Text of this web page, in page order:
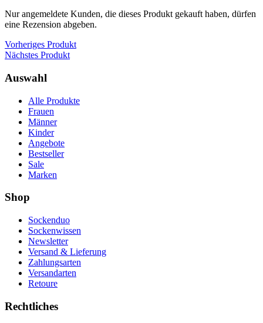
Nur angemeldete Kunden, die dieses Produkt gekauft haben, dürfen
eine Rezension abgeben.
Vorheriges Produkt
Nächstes Produkt
Auswahl
Alle Produkte
Frauen
Männer
Kinder
Angebote
Bestseller
Sale
Marken
Shop
Sockenduo
Sockenwissen
Newsletter
Versand & Lieferung
Zahlungsarten
Versandarten
Retoure
Rechtliches